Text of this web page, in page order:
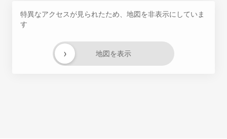
特異なアクセスが見られたため、地図を非表示にしていま
す
地図を表示
›